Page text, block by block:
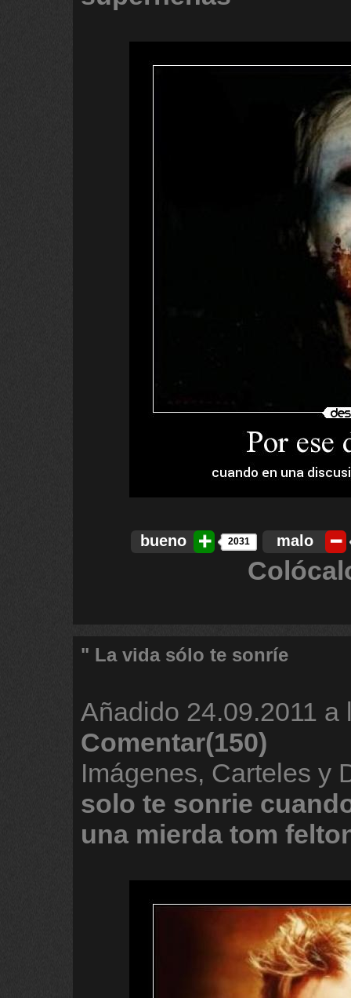
bueno 2031 malo
" La vida sólo te sonríe
Añadido 24.09.2011 a
Comentar(150)
Imágenes, Carteles y
solo te sonrie
una mierda tom